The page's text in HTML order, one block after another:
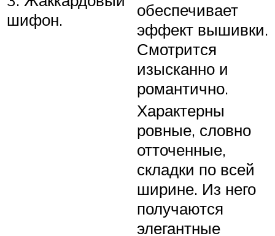
шифон.
обеспечивает
эффект вышивки.
Смотрится
изысканно и
романтично.
Характерны
ровные, словно
отточенные,
складки по всей
ширине. Из него
получаются
элегантные